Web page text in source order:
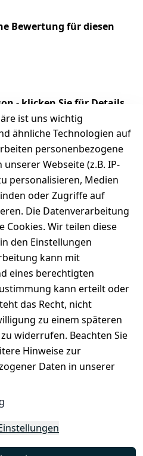
Bewertung für diesen
- klicken Sie für Details
ist uns wichtig
ähnliche Technologien auf
personenbezogene
Webseite (z.B. IP-
personalisieren, Medien
oder Zugriffe auf
Die Datenverarbeitung
Wir teilen diese
den Einstellungen
kann mit
eines berechtigten
kann erteilt oder
das Recht, nicht
zu einem späteren
widerrufen. Beachten Sie
Hinweise zur
Daten in unserer